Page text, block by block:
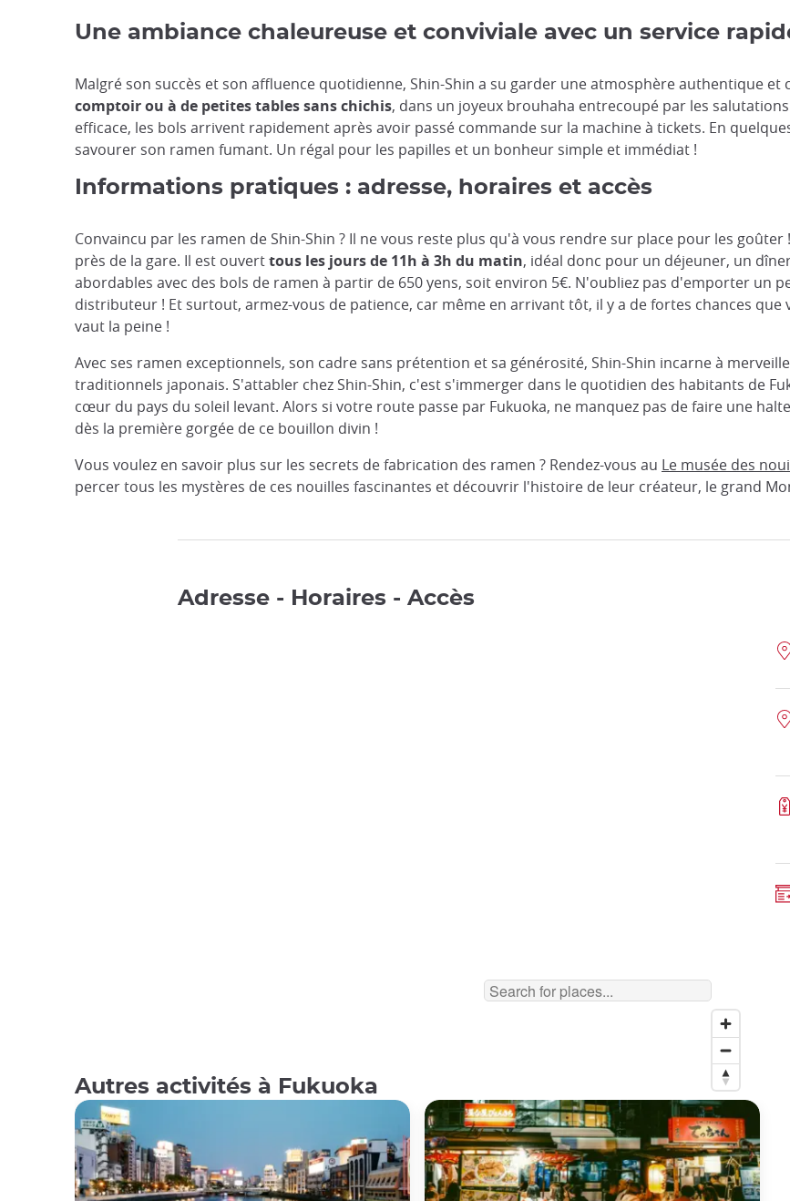
Une ambiance chaleureuse et conviviale avec un service
Malgré son succès et son affluence quotidienne, Shin-Shin a su garder une atmosphère authentique et
comptoir ou à de petites tables sans chichis, dans un joyeux brouhaha entrecoupé par les
efficace, les bols arrivent rapidement après avoir passé commande sur la machine à tickets. En
savourer son ramen fumant. Un régal pour les papilles et un bonheur simple et immédiat !
Informations pratiques : adresse, horaires et accès
Convaincu par les ramen de Shin-Shin ? Il ne vous reste plus qu'à vous rendre sur place pour les
près de la gare. Il est ouverttous les jours de 11h à 3h du matin, idéal donc pour un déjeuner, un
abordables avec des bols de ramen à partir de 650 yens, soit environ 5€. N'oubliez pas d'emporter un
distributeur ! Et surtout, armez-vous de patience, car même en arrivant tôt, il y a de fortes chances que
vaut la peine !
Avec ses ramen exceptionnels, son cadre sans prétention et sa générosité, Shin-Shin incarne à
traditionnels japonais. S'attabler chez Shin-Shin, c'est s'immerger dans le quotidien des habitants de
cœur du pays du soleil levant. Alors si votre route passe par Fukuoka, ne manquez pas de faire une
dès la première gorgée de ce bouillon divin !
Vous voulez en savoir plus sur les secrets de fabrication des ramen ? Rendez-vous au Le musée des
percer tous les mystères de ces nouilles fascinantes et découvrir l'histoire de leur créateur, le grand
Adresse - Horaires - Accès
Autres activités à Fukuoka